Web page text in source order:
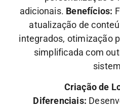
adicionais. Benefícios:
atualização de
integrados, otimização
simplificada com
Criação de
Diferenciais: